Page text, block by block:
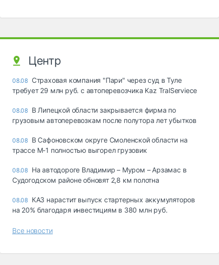
Центр
08.08 Страховая компания "Пари" через суд в Туле
требует 29 млн руб. с автоперевозчика Kaz TralServiece
08.08 В Липецкой области закрывается фирма по
грузовым автоперевозкам после полутора лет убытков
08.08 В Сафоновском округе Смоленской области на
трассе М-1 полностью выгорел грузовик
08.08 На автодороге Владимир – Муром – Арзамас в
Судогодском районе обновят 2,8 км полотна
08.08 КАЗ нарастит выпуск стартерных аккумуляторов
на 20% благодаря инвестициям в 380 млн руб.
Все новости